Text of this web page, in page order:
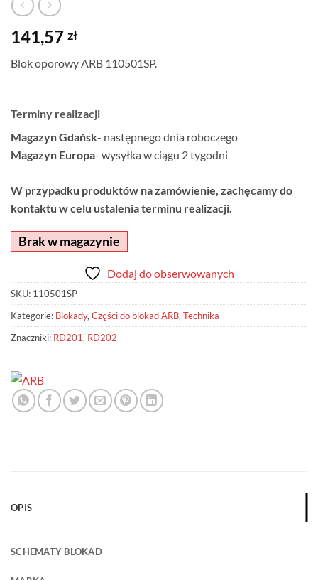
141,57 zł
Blok oporowy ARB 110501SP.
Terminy realizacji
Magazyn Gdańsk- następnego dnia roboczego
Magazyn Europa- wysyłka w ciągu 2 tygodni
W przypadku produktów na zamówienie, zachęcamy do
kontaktu w celu ustalenia terminu realizacji.
Brak w magazynie
Dodaj do obserwowanych
SKU: 110501SP
Kategorie: Blokady,Części do blokad ARB,Technika
Znaczniki: RD201, RD202
OPIS
SCHEMATY BLOKAD